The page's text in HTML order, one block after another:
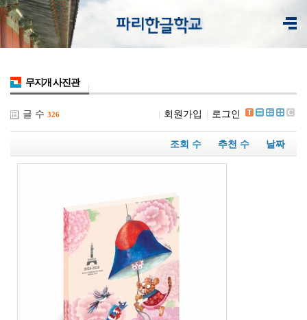
무지개 사진관
글 수 326 회원가입 로그인
조회 수 추천 수 날짜